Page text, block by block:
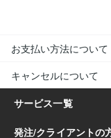
お支払い方法について
キャンセルについて